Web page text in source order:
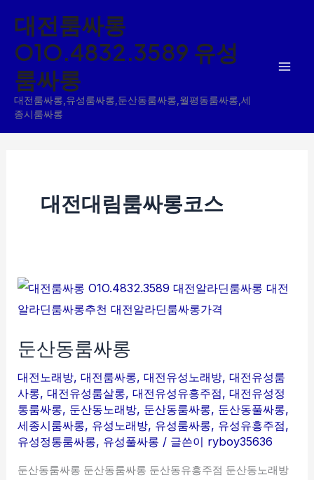
뛰
대전룸싸롱
O1O.4832.3589 유성
룸싸롱
대전룸싸롱,유성룸싸롱,둔산동룸싸롱,월평동룸싸롱,세
종시룸싸롱
대전대림룸싸롱코스
둔산동룸싸롱
대전노래방,대전룸싸롱,대전유성노래방,대전유성룸
사롱,대전유성룸살롱,대전유성유흥주점,대전유성정
통룸싸롱, 둔산동노래방, 둔산동룸싸롱, 둔산동풀싸롱,
세종시룸싸롱, 유성노래방, 유성룸싸롱, 유성유흥주점,
유성정통룸싸롱, 유성풀싸롱 / 글쓴이 ryboy35636
둔산동룸싸롱 둔산동룸싸롱 둔산동유흥주점 둔산동노래방
둔
산
룸
싸
롱